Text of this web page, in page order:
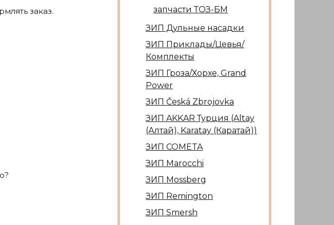
заказ.
запчасти ТОЗ-БМ
ЗИП Дульные насадки
ЗИП Приклады/Цевья/
Комплекты
ЗИП Гроза/Хорхе, Grand
Power
ЗИП Česká Zbrojovka
ЗИП AKKAR Турция (Altay
(Алтай), Karatay (Каратай))
ЗИП COMETA
ЗИП Marocсhi
ЗИП Mossberg
ЗИП Remington
ЗИП Smersh